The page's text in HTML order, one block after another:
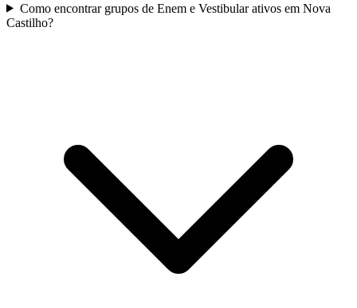
Como encontrar grupos de Enem e Vestibular ativos em Nova
Castilho?